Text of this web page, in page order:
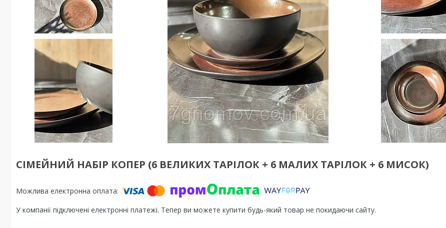
СІМЕЙНИЙ НАБІР КОПЕР (6 ВЕЛИКИХ ТАРІЛОК + 6 МАЛИХ ТАРІЛОК + 6 МИСОК)
У компанії підключені електронні платежі. Тепер ви можете купити будь-який товар не покидаючи сайту.